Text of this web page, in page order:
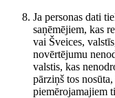
Ja personas dati
saņēmējiem, kas
vai Šveices,
novērtējumu
valstis, kas
pārziņš tos
piemērojamajiem